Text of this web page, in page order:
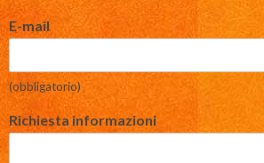
E-mail
(obbligatorio)
Richiesta informazioni